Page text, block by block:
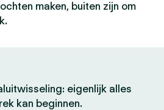
maken, buiten zijn om
eigenlijk alles
kan beginnen.